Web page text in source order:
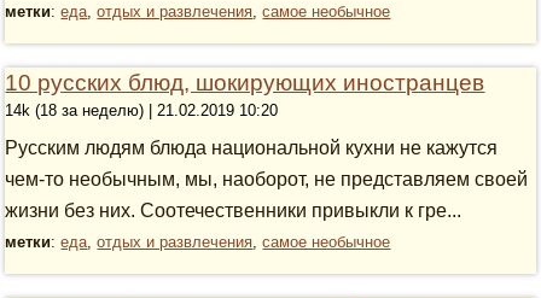
метки:еда,отдых и развлечения,самое необычное
10 русских блюд, шокирующих иностранцев
14k (18 за неделю) | 21.02.2019 10:20
Русским людям блюда национальной кухни не кажутся
чем-то необычным, мы, наоборот, не представляем своей
жизни без них. Соотечественники привыкли к гре...
метки:еда,отдых и развлечения,самое необычное